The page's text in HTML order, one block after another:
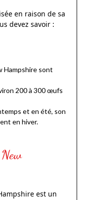
en raison de sa
devez savoir :
Hampshire sont
200 à 300 œufs
et en été, son
en hiver.
est un